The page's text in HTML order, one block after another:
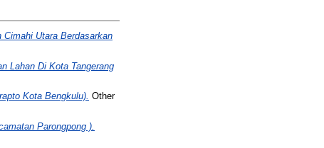
Utara Berdasarkan
Lahan Di Kota Tangerang
Kota Bengkulu). Other
Parongpong ).